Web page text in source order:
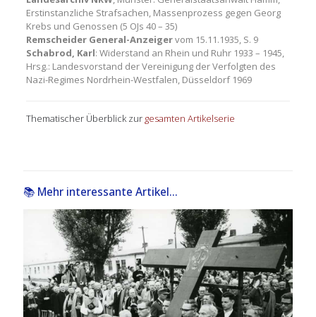
Erstinstanzliche Strafsachen, Massenprozess gegen Georg
Krebs und Genossen (5 OJs 40 – 35)
Remscheider General-Anzeigervom 15.11.1935, S. 9
Schabrod, Karl: Widerstand an Rhein und Ruhr 1933 – 1945,
Hrsg.: Landesvorstand der Vereinigung der Verfolgten des
Nazi-Regimes Nordrhein-Westfalen, Düsseldorf 1969
Thematischer Überblick zur gesamten Artikelserie
📚 Mehr interessante Artikel...